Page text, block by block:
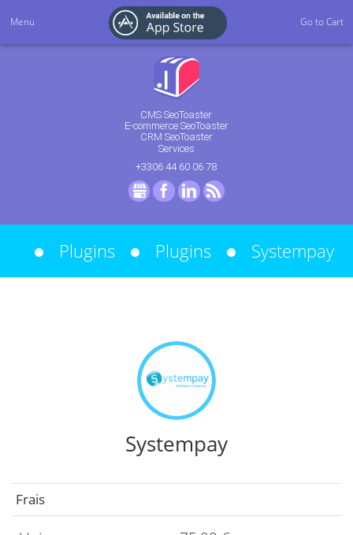
CMS SeoToaster
E-commerce SeoToaster
CRM SeoToaster
Services
+3306 44 60 06 78
GMB FacebookLinkedIn
Plugins Plugins Systempay
Systempay
Frais
Menu Go to Cart